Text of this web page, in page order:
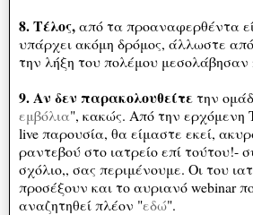
8. Τέλος,από τα προαναφερθέντα
υπάρχει ακόμη δρόμος, άλλωστε
την λήξη του πολέμου μεσολάβησαν
9. Αν δεν παρακολουθείτετην
εμβόλια", κακώς. Από την ερχόμενη
live παρουσία, θα είμαστε εκεί,
ραντεβού στο ιατρείο επί τούτου!-
σχόλιο,, σας περιμένουμε. Οι του
προσέξουν και το αυριανό webinar
αναζητηθεί πλέον "εδώ".